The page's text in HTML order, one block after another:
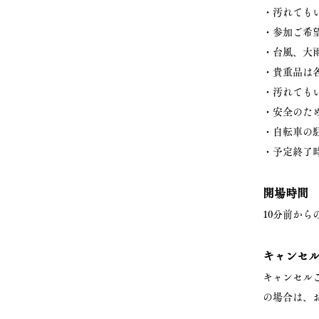
・汚れても
・参加ご希
・台風、大
・貴重品は
・汚れても
・安全のた
・自転車の
・予定終了
開場時間
10分前から
キャンセ
キャンセル
の場合は、